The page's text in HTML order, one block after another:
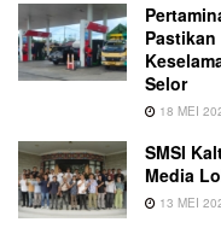
Selor
18 MEI
SMSI
Media
13 MEI